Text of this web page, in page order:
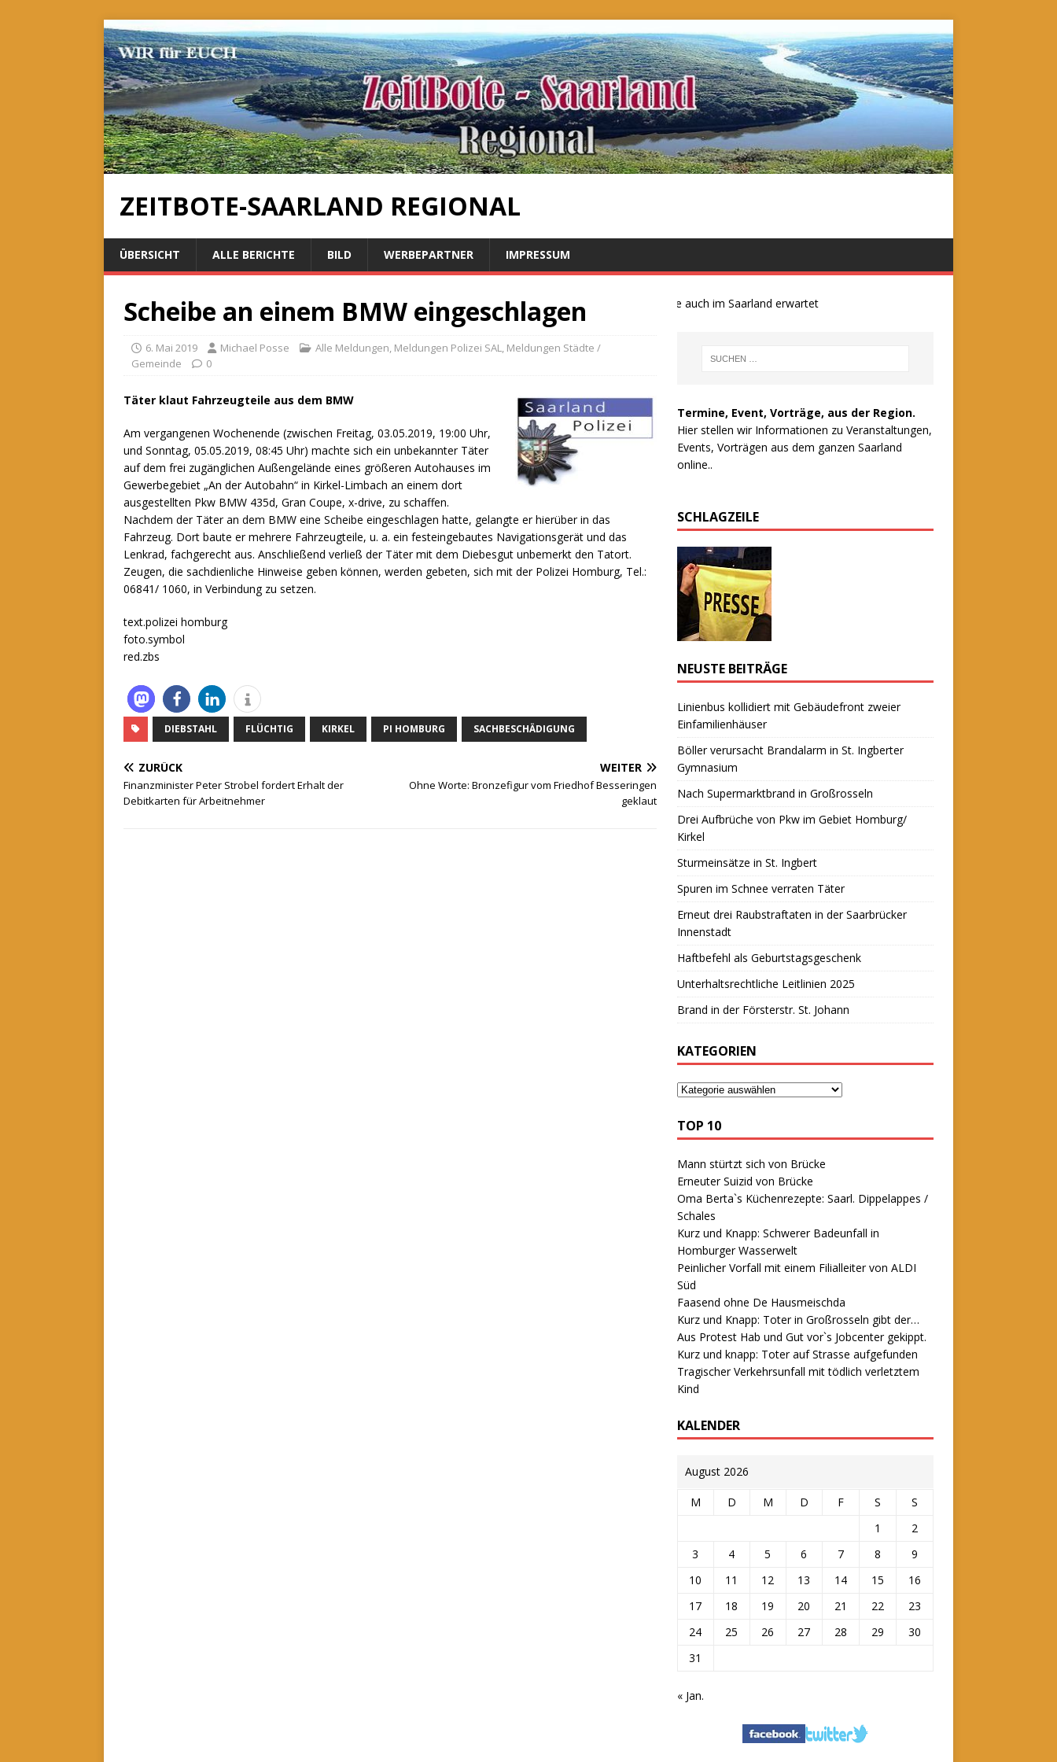
ZEITBOTE-SAARLAND REGIONAL
ÜBERSICHT ALLE BERICHTE BILD WERBEPARTNER IMPRESSUM
Scheibe an einem BMW eingeschlagen
6. Mai 2019 Michael Posse Alle Meldungen, Meldungen Polizei SAL, Meldungen Städte /
Gemeinde
0
Täter klaut Fahrzeugteile aus dem BMW
Am vergangenen Wochenende (zwischen Freitag, 03.05.2019, 19:00 Uhr,
und Sonntag, 05.05.2019, 08:45 Uhr) machte sich ein unbekannter Täter
auf dem frei zugänglichen Außengelände eines größeren Autohauses im
Gewerbegebiet „An der Autobahn“ in Kirkel-Limbach an einem dort
ausgestellten Pkw BMW 435d, Gran Coupe, x-drive, zu schaffen.
Nachdem der Täter an dem BMW eine Scheibe eingeschlagen hatte, gelangte er hierüber in das
Fahrzeug. Dort baute er mehrere Fahrzeugteile, u. a. ein festeingebautes Navigationsgerät und das
Lenkrad, fachgerecht aus. Anschließend verließ der Täter mit dem Diebesgut unbemerkt den Tatort.
Zeugen, die sachdienliche Hinweise geben können, werden gebeten, sich mit der Polizei Homburg, Tel.:
06841/ 1060, in Verbindung zu setzen.
text.polizei homburg
foto.symbol
red.zbs
DIEBSTAHL FLÜCHTIG KIRKEL PI HOMBURG SACHBESCHÄDIGUNG
ZURÜCK
Finanzminister Peter Strobel fordert Erhalt der
Debitkarten für Arbeitnehmer
WEITER
Ohne Worte: Bronzefigur vom Friedhof Besseringen
geklaut
Bauernproteste auch im Saarland erwartet
Termine, Event, Vorträge, aus der Region.
Hier stellen wir Informationen zu Veranstaltungen,
Events, Vorträgen aus dem ganzen Saarland
online..
SCHLAGZEILE
NEUSTE BEITRÄGE
Linienbus kollidiert mit Gebäudefront zweier
Einfamilienhäuser
Böller verursacht Brandalarm in St. Ingberter
Gymnasium
Nach Supermarktbrand in Großrosseln
Drei Aufbrüche von Pkw im Gebiet Homburg/
Kirkel
Sturmeinsätze in St. Ingbert
Spuren im Schnee verraten Täter
Erneut drei Raubstraftaten in der Saarbrücker
Innenstadt
Haftbefehl als Geburtstagsgeschenk
Unterhaltsrechtliche Leitlinien 2025
Brand in der Försterstr. St. Johann
KATEGORIEN
TOP 10
Mann stürtzt sich von Brücke
Erneuter Suizid von Brücke
Oma Berta`s Küchenrezepte: Saarl. Dippelappes /
Schales
Kurz und Knapp: Schwerer Badeunfall in
Homburger Wasserwelt
Peinlicher Vorfall mit einem Filialleiter von ALDI
Süd
Faasend ohne De Hausmeischda
Kurz und Knapp: Toter in Großrosseln gibt der…
Aus Protest Hab und Gut vor`s Jobcenter gekippt.
Kurz und knapp: Toter auf Strasse aufgefunden
Tragischer Verkehrsunfall mit tödlich verletztem
Kind
KALENDER
August 2026
M D M D F S
S
1
2
3
4 5 6 7 8
9
10
11 12 13 14 15
16
17
18 19 20 21 22
23
24
25 26 27 28 29
30
31
« Jan.